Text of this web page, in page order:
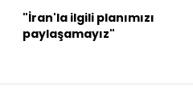
"İran'la ilgili planımızı
paylaşamayız"